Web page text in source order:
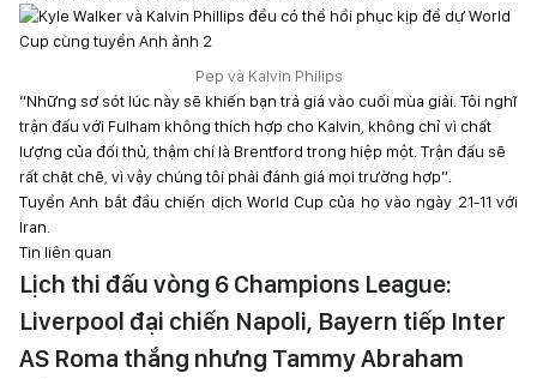
Pep và Kalvin Philips
“Những sơ sót lúc này sẽ khiến bạn trả giá vào cuối mùa giải. Tôi nghĩ
trận đấu với Fulham không thích hợp cho Kalvin, không chỉ vì chất
lượng của đối thủ, thậm chí là Brentford trong hiệp một. Trận đấu sẽ
rất chặt chẽ, vì vậy chúng tôi phải đánh giá mọi trường hợp”.
Tuyển Anh bắt đầu chiến dịch World Cup của họ vào ngày 21-11 với
Iran.
Tin liên quan
Lịch thi đấu vòng 6 Champions League:
Liverpool đại chiến Napoli, Bayern tiếp Inter
AS Roma thắng nhưng Tammy Abraham